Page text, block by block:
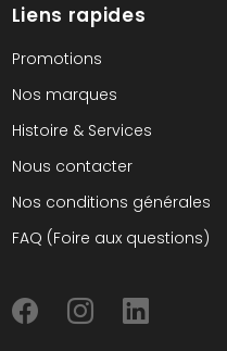
Liens rapides
Promotions
Nos marques
Histoire & Services
Nous contacter
Nos conditions générales
FAQ (Foire aux questions)